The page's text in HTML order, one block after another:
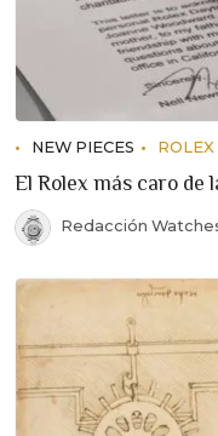
NEW PIECES ROLEX
El Rolex más caro de
Redacción